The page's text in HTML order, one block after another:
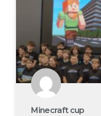
Minecraft cup